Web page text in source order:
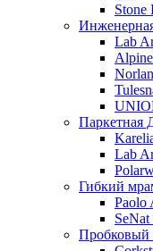
Stone
Lab
Паркетная
Lab
Гибкий
Paolo
Пробковый